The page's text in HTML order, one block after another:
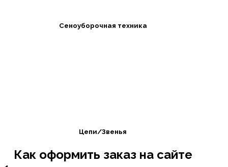
Сеноуборочная техника
Цепи/Звенья
Как оформить заказ на сайте